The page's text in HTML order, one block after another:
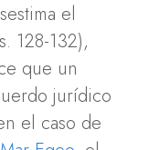
el
128-132),
que un
jurídico
el caso de